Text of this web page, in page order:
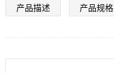
产品描述 产品规格